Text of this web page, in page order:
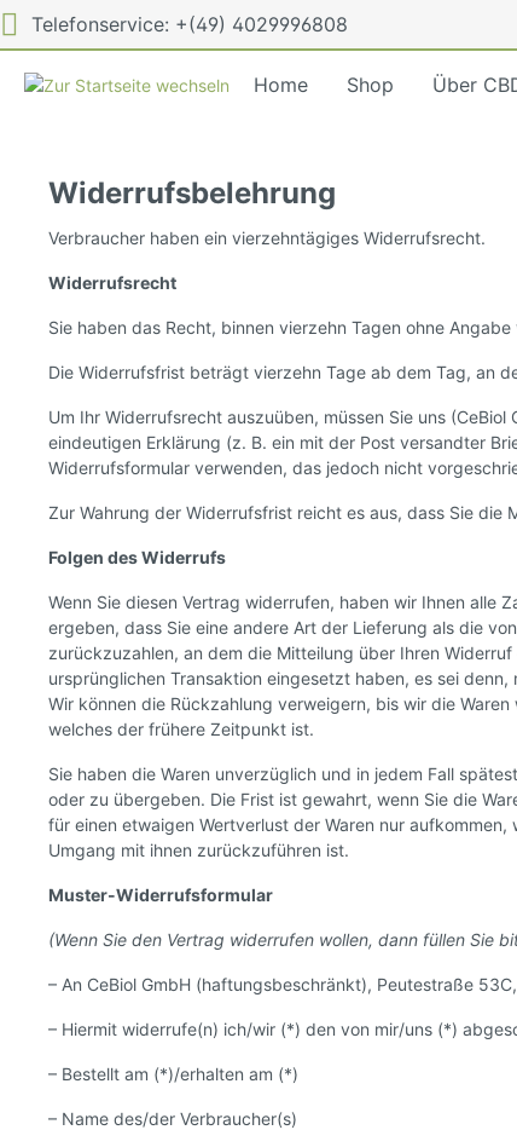
Telefonservice: +(49) 4029996808
Home Shop Über
CBD Öl
Widerrufsbelehrung
Verbraucher haben ein vierzehntägiges Widerrufsrecht.
Widerrufsrecht
Sie haben das Recht, binnen vierzehn Tagen ohne
Die Widerrufsfrist beträgt vierzehn Tage ab dem Tag, an
Um Ihr Widerrufsrecht auszuüben, müssen Sie uns
eindeutigen Erklärung (z. B. ein mit der Post versandter
Widerrufsformular verwenden, das jedoch nicht
Zur Wahrung der Widerrufsfrist reicht es aus, dass Sie
Folgen des Widerrufs
Wenn Sie diesen Vertrag widerrufen, haben wir Ihnen alle
ergeben, dass Sie eine andere Art der Lieferung als die
zurückzuzahlen, an dem die Mitteilung über Ihren
ursprünglichen Transaktion eingesetzt haben, es sei
Wir können die Rückzahlung verweigern, bis wir die
welches der frühere Zeitpunkt ist.
Sie haben die Waren unverzüglich und in jedem Fall
oder zu übergeben. Die Frist ist gewahrt, wenn Sie die
für einen etwaigen Wertverlust der Waren nur
Umgang mit ihnen zurückzuführen ist.
Muster-Widerrufsformular
(Wenn Sie den Vertrag widerrufen wollen, dann füllen Sie
– An CeBiol GmbH (haftungsbeschränkt), Peutestraße
– Hiermit widerrufe(n) ich/wir (*) den von mir/uns (*)
– Bestellt am (*)/erhalten am (*)
– Name des/der Verbraucher(s)